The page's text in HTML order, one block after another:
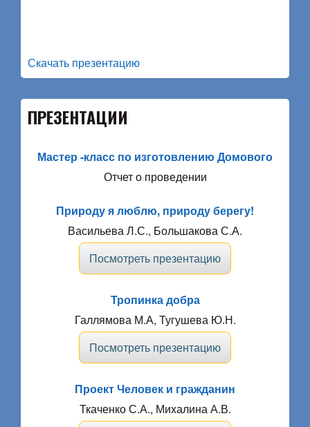
Скачать презентацию
ПРЕЗЕНТАЦИИ
Мастер -класс по изготовлению Домового
Отчет о проведении
Природу я люблю, природу берегу!
Васильева Л.С., Большакова С.А.
Посмотреть презентацию
Тропинка добра
Галлямова М.А, Тугушева Ю.Н.
Посмотреть презентацию
Проект Человек и гражданин
Ткаченко С.А., Михалина А.В.